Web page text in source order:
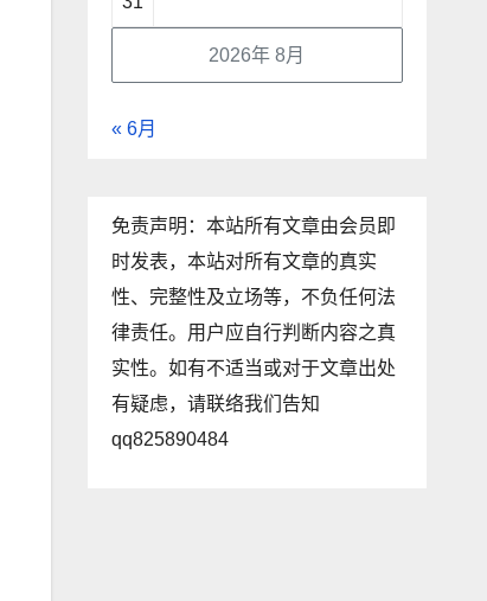
2026年 8月
« 6月
免责声明：本站所有文章由会员即
时发表，本站对所有文章的真实
性、完整性及立场等，不负任何法
律责任。用户应自行判断内容之真
实性。如有不适当或对于文章出处
有疑虑，请联络我们告知
qq825890484